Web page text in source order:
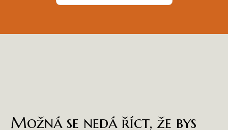
Možná se nedá říct, že bys